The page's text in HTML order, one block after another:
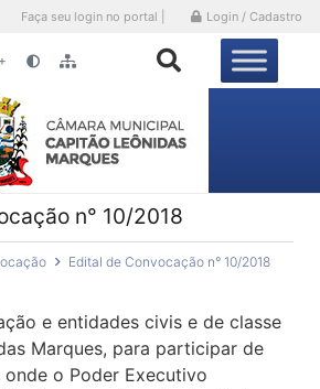
Faça seu login no portal | Login / Cadastro
n° 10/2018
Edital de Convocação n° 10/2018
e entidades civis e de classe
Marques, para participar de
o Poder Executivo